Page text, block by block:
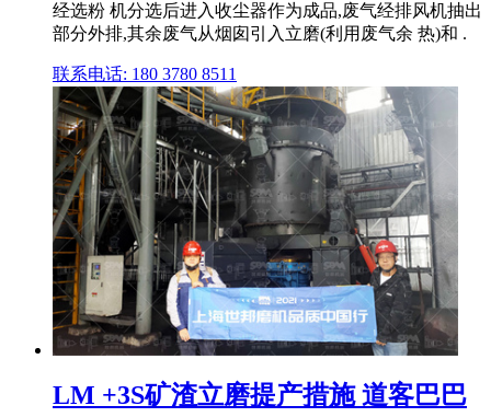
经选粉 机分选后进入收尘器作为成品,废气经排风机抽出
部分外排,其余废气从烟囱引入立磨(利用废气余 热)和 .
联系电话: 180 3780 8511
LM +3S矿渣立磨提产措施 道客巴巴